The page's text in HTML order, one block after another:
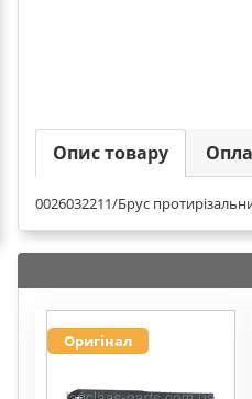
Опис товару
0026032211/Брус
Оригінал